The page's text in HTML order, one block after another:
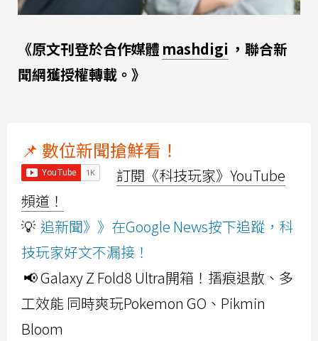
《原文刊登於合作媒體 mashdigi ，聯合新
聞網獲授權轉載。》
📌 數位新聞搶鮮看！
訂閱《科技玩家》YouTube
頻道！
💡 追新聞》》在Google News按下追蹤，科
技玩家好文不漏接！
📢 Galaxy Z Fold8 Ultra開箱！摺痕退散、多
工效能 同時爽玩Pokemon GO、Pikmin
Bloom